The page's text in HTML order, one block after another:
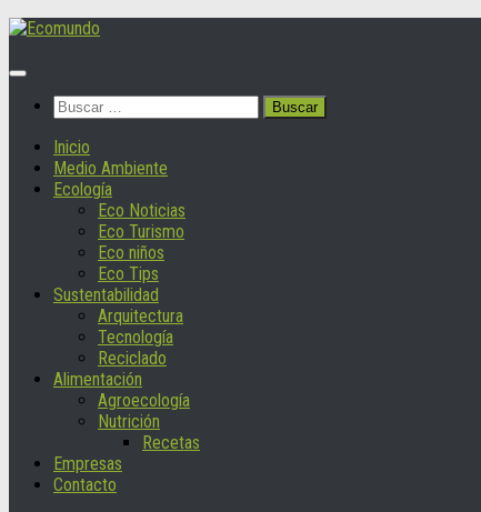
Saltar
contenido
Buscar:
Inicio
Medio Ambiente
Ecología
Eco Noticias
Eco Turismo
Eco niños
Eco Tips
Sustentabilidad
Arquitectura
Tecnología
Reciclado
Alimentación
Agroecología
Nutrición
Recetas
Empresas
Contacto